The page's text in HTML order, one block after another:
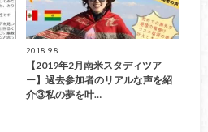
2018.9.8
【2019年2月南米スタディツア
ー】過去参加者のリアルな声を紹
介③私の夢を叶…